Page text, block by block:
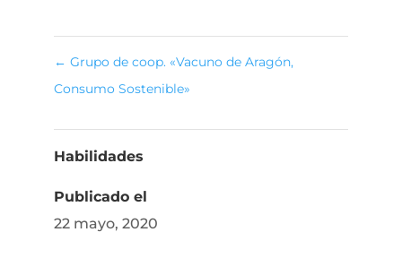
← Grupo de coop. «Vacuno de Aragón,
Consumo Sostenible»
Habilidades
Publicado el
22 mayo, 2020